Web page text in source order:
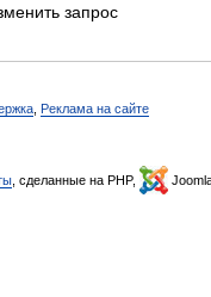
запрос
Реклама на сайте
, сделанные на PHP,